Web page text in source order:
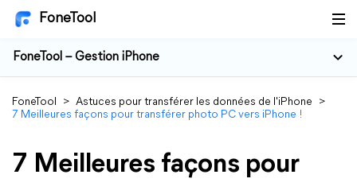
FoneTool
FoneTool – Gestion iPhone
FoneTool > Astuces pour transférer les données de l'iPhone
>
7 Meilleures façons pour transférer photo PC vers iPhone !
7 Meilleures façons pour